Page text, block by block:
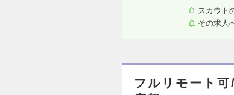
スカウト
その求人
フルリモート